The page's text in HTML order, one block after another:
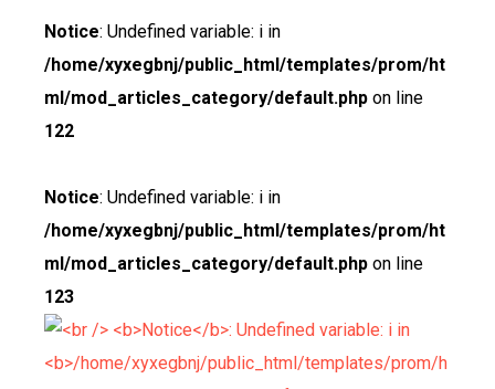
Notice: Undefined variable: i in
/home/xyxegbnj/public_html/templates/prom/ht
ml/mod_articles_category/default.php on line
122
Notice: Undefined variable: i in
/home/xyxegbnj/public_html/templates/prom/ht
ml/mod_articles_category/default.php on line
123